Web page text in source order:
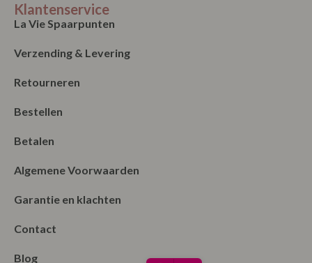
Klantenservice
La Vie Spaarpunten
Verzending & Levering
Retourneren
Bestellen
Betalen
Algemene Voorwaarden
Garantie en klachten
Contact
Blog